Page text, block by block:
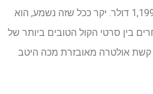
החודש במחיר קמעונאי של 1,199 דולר. יקר ככל שזה נשמע, הוא
בין סרטי הקול הטובים ביותר של
קשת אולטרה מאובזרת מכה היטב